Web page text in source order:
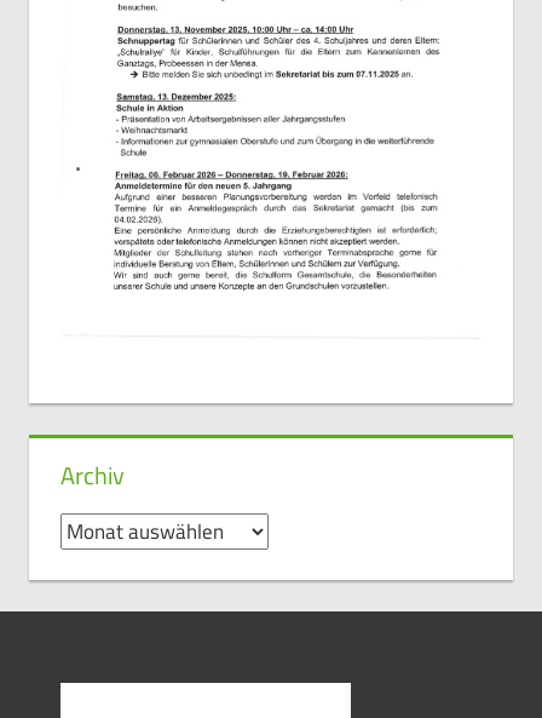
Archiv
Archiv